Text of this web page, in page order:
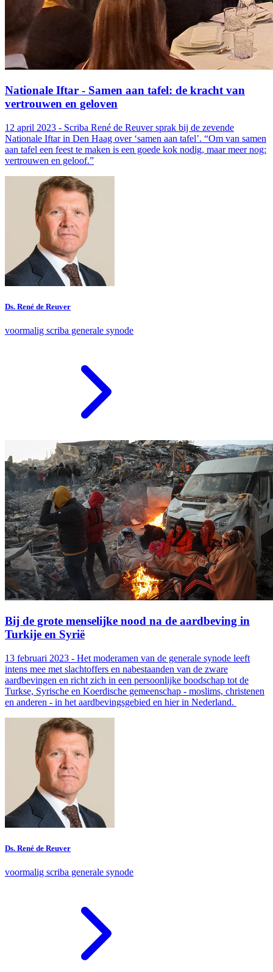
Nationale Iftar - Samen aan tafel: de kracht van
vertrouwen en geloven
12 april 2023 - Scriba René de Reuver sprak bij de zevende
Nationale Iftar in Den Haag over ‘samen aan tafel’. “Om van samen
aan tafel een feest te maken is een goede kok nodig, maar meer nog:
vertrouwen en geloof.”
Ds. René de Reuver
voormalig scriba generale synode
Bij de grote menselijke nood na de aardbeving in
Turkije en Syrië
13 februari 2023 - Het moderamen van de generale synode leeft
intens mee met slachtoffers en nabestaanden van de zware
aardbevingen en richt zich in een persoonlijke boodschap tot de
Turkse, Syrische en Koerdische gemeenschap - moslims, christenen
en anderen - in het aardbevingsgebied en hier in Nederland.
Ds. René de Reuver
voormalig scriba generale synode